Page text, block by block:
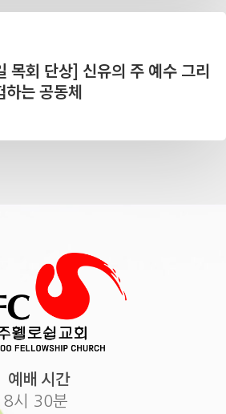
회 단상] 신유의 주 예수 그리
하는 공동체
예배 시간
8시 30분